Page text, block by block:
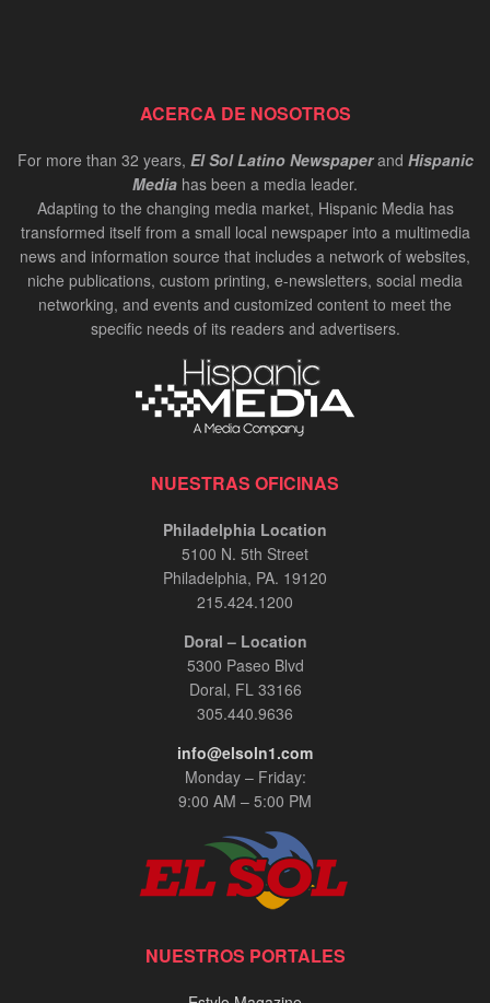
ACERCA DE NOSOTROS
For more than 32 years, El Sol Latino Newspaperand Hispanic
Media has been a media leader.
Adapting to the changing media market, Hispanic Media has
transformed itself from a small local newspaper into a multimedia
news and information source that includes a network of websites,
niche publications, custom printing, e-newsletters, social media
networking, and events and customized content to meet the
specific needs of its readers and advertisers.
NUESTRAS OFICINAS
Philadelphia Location
5100 N. 5th Street
Philadelphia, PA. 19120
215.424.1200
Doral – Location
5300 Paseo Blvd
Doral, FL 33166
305.440.9636
info@elsoln1.com
Monday – Friday:
9:00 AM – 5:00 PM
NUESTROS PORTALES